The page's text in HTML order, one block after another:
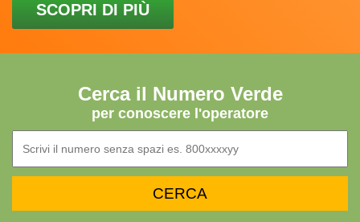
SCOPRI DI PIÙ
Cerca il Numero Verde
per conoscere l'operatore